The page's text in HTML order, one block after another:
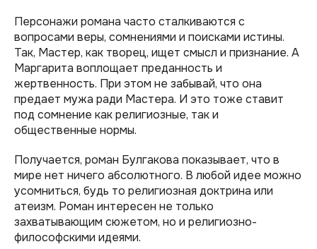
Персонажи романа часто сталкиваются с
вопросами веры, сомнениями и поисками истины.
Так, Мастер, как творец, ищет смысл и признание. А
Маргарита воплощает преданность и
жертвенность. При этом не забывай, что она
предает мужа ради Мастера. И это тоже ставит
под сомнение как религиозные, так и
общественные нормы.
Получается, роман Булгакова показывает, что в
мире нет ничего абсолютного. В любой идее можно
усомниться, будь то религиозная доктрина или
атеизм. Роман интересен не только
захватывающим сюжетом, но и религиозно-
философскими идеями.